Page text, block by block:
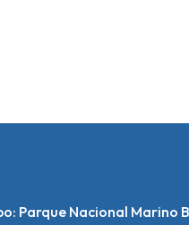
Parque Nacional Marino